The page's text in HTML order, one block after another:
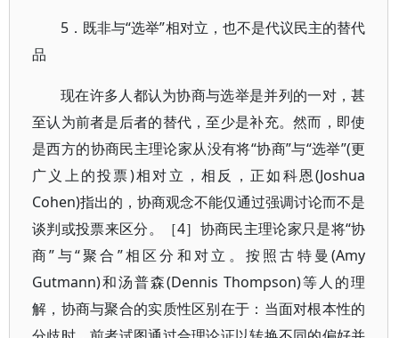
5．既非与“选举”相对立，也不是代议民主的替代
品
现在许多人都认为协商与选举是并列的一对，甚
至认为前者是后者的替代，至少是补充。然而，即使
是西方的协商民主理论家从没有将“协商”与“选举”(更
广义上的投票)相对立，相反，正如科恩(Joshua
Cohen)指出的，协商观念不能仅通过强调讨论而不是
谈判或投票来区分。［4］协商民主理论家只是将“协
商”与“聚合”相区分和对立。按照古特曼(Amy
Gutmann)和汤普森(Dennis Thompson)等人的理
解，协商与聚合的实质性区别在于：当面对根本性的